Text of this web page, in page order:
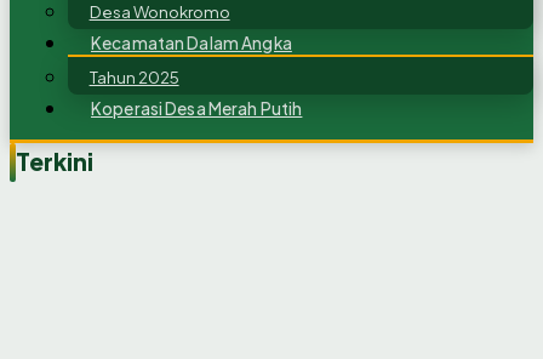
Desa Wonokromo
Kecamatan Dalam Angka
Tahun 2025
Koperasi Desa Merah Putih
Terkini